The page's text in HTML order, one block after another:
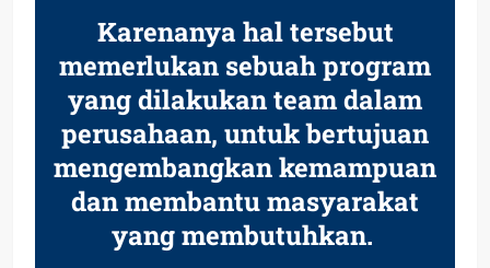
Karenanya hal tersebut
memerlukan sebuah program
yang dilakukan team dalam
perusahaan, untuk bertujuan
mengembangkan kemampuan
dan membantu masyarakat
yang membutuhkan.